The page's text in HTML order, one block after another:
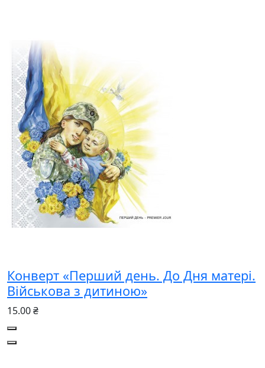
Конверт «Перший день. До Дня матері.
Військова з дитиною»
15.00 ₴